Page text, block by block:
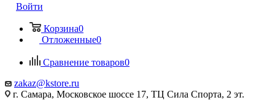
Войти
Корзина0
Отложенные0
Сравнение товаров0
zakaz@kstore.ru
г. Самара, Московское шоссе 17, ТЦ Сила Спорта, 2 эт.